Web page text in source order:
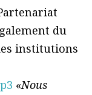
du
institutions
«Nous